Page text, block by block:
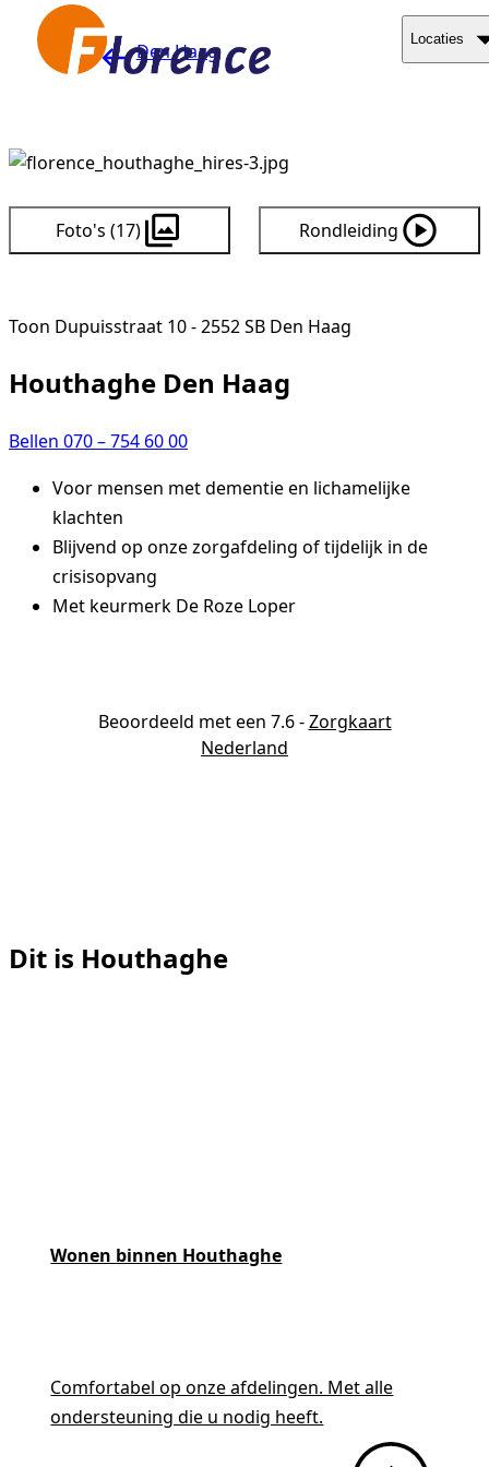
Naar hoofdinhoud
Locaties
Den Haag
Toon Dupuisstraat 10 - 2552 SB Den Haag
Houthaghe Den Haag
Bellen 070 – 754 60 00
Voor mensen met dementie en lichamelijke
klachten
Blijvend op onze zorgafdeling of tijdelijk in de
crisisopvang
Met keurmerk De Roze Loper
Foto's (17) Rondleiding
Beoordeeld met een 7.6-Zorgkaart
Nederland
Dit is Houthaghe
Wonen binnen Houthaghe
Comfortabel op onze afdelingen. Met alle
ondersteuning die u nodig heeft.